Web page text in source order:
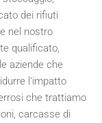
dei rifiuti
nel nostro
qualificato,
aziende che
l'impatto
che trattiamo
carcasse di